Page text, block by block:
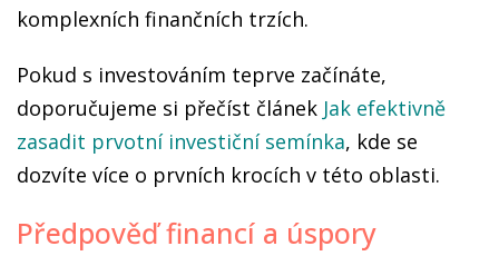
komplexních finančních trzích.
Pokud s investováním teprve začínáte,
doporučujeme si přečíst článek Jak efektivně
zasadit prvotní investiční semínka, kde se
dozvíte více o prvních krocích v této oblasti.
Předpověď financí a úspory